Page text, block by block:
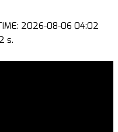
TIME: 2026-08-06 04:02
s.